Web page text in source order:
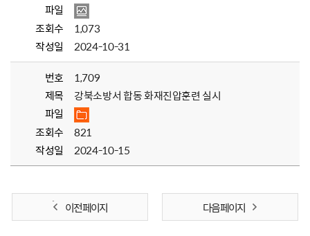
파일
조회수
1,073
작성일
2024-10-31
번호
1,709
제목
강북소방서 합동 화재진압훈련 실시
파일
조회수
821
작성일
2024-10-15
이전 페이지 다음 페이지